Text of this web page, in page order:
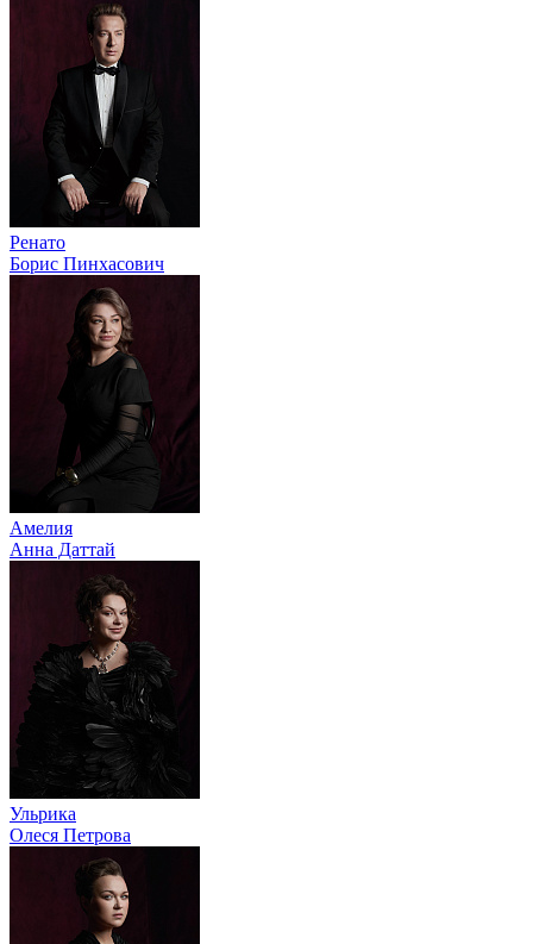
Ренато
Борис Пинхасович
Амелия
Анна Даттай
Ульрика
Олеся Петрова